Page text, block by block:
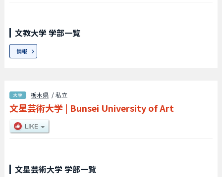
文教大学 学部一覧
情報
栃木県 / 私立
文星芸術大学 | Bunsei University of Art
文星芸術大学 学部一覧